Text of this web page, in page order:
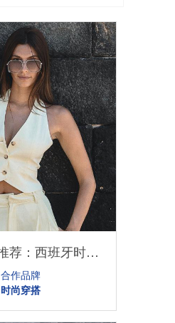
Instagram网红推荐：西班牙时尚穿搭类中小型博主
合作品牌
时尚穿搭